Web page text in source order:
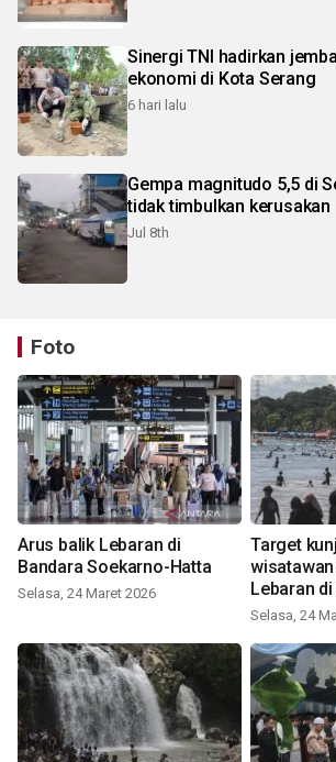
Sinergi TNI hadirkan
ekonomi di Kota Serang
6 hari lalu
Gempa magnitudo 5,5 di
tidak timbulkan kerusakan
Jul 8th
Foto
Arus balik Lebaran di
Bandara Soekarno-Hatta
Selasa, 24 Maret 2026
Target
Lebaran
Selasa, 24